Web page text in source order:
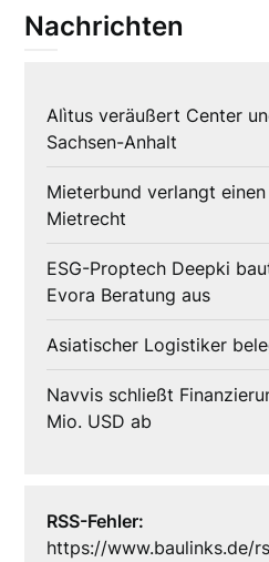
Nachrichten
Alìtus veräußert Center
Sachsen-Anhalt
Mieterbund verlangt
Mietrecht
ESG-Proptech Deepki
Evora Beratung aus
Asiatischer Logistiker
Navvis schließt
Mio. USD ab
RSS-Fehler:
https://www.baulinks.de/